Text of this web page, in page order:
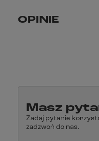
OPINIE
Masz
Zadaj pytanie
zadzwoń do nas.